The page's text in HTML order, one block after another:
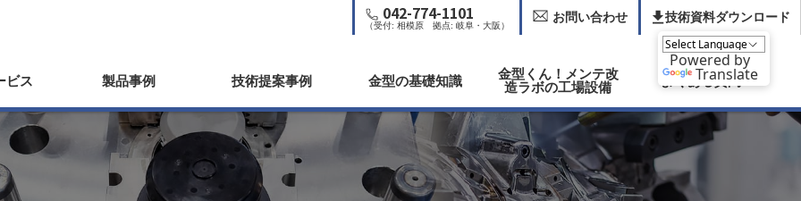
ビス 製品事例 技術提案事例 金型の基礎知識 金型くん！メンテ改
造ラボの工場設備 よくある質問
042-774-1101
（受付: 相模原 拠点: 岐阜・大阪）
お問い合わせ 技術資料ダウンロード
Powered by
Translate